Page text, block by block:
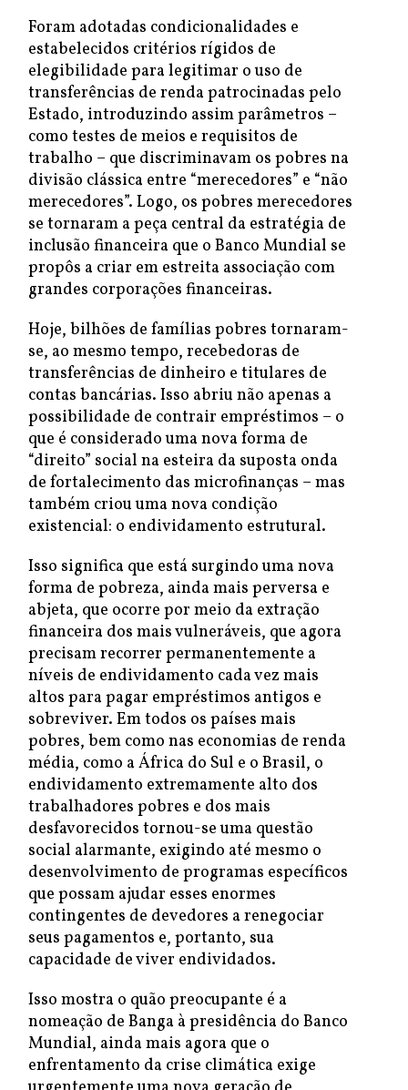
Foram adotadas condicionalidades e
estabelecidos critérios rígidos de
elegibilidade para legitimar o uso de
transferências de renda patrocinadas pelo
Estado, introduzindo assim parâmetros –
como testes de meios e requisitos de
trabalho – que discriminavam os pobres na
divisão clássica entre “merecedores” e “não
merecedores”. Logo, os pobres merecedores
se tornaram a peça central da estratégia de
inclusão financeira que o Banco Mundial se
propôs a criar em estreita associação com
grandes corporações financeiras.
Hoje, bilhões de famílias pobres tornaram-
se, ao mesmo tempo, recebedoras de
transferências de dinheiro e titulares de
contas bancárias. Isso abriu não apenas a
possibilidade de contrair empréstimos – o
que é considerado uma nova forma de
“direito” social na esteira da suposta onda
de fortalecimento das microfinanças – mas
também criou uma nova condição
existencial: o endividamento estrutural.
Isso significa que está surgindo uma nova
forma de pobreza, ainda mais perversa e
abjeta, que ocorre por meio da extração
financeira dos mais vulneráveis, que agora
precisam recorrer permanentemente a
níveis de endividamento cada vez mais
altos para pagar empréstimos antigos e
sobreviver. Em todos os países mais
pobres, bem como nas economias de renda
média, como a África do Sul e o Brasil, o
endividamento extremamente alto dos
trabalhadores pobres e dos mais
desfavorecidos tornou-se uma questão
social alarmante, exigindo até mesmo o
desenvolvimento de programas específicos
que possam ajudar esses enormes
contingentes de devedores a renegociar
seus pagamentos e, portanto, sua
capacidade de viver endividados.
Isso mostra o quão preocupante é a
nomeação de Banga à presidência do Banco
Mundial, ainda mais agora que o
enfrentamento da crise climática exige